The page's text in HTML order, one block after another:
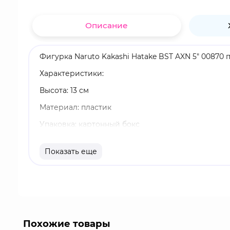
Описание
Фигурка Naruto Kakashi Hatake BST AXN 5"
Характеристики:
Высота: 13 см
Материал: пластик
Упаковка: картонный бокс
Бренд: The Loyal Subjects
Показать еще
Похожие товары